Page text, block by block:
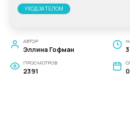
УХОД ЗА ТЕЛОМ
АВТОР
Эллина Гофман
ПРОСМОТРОВ
2391